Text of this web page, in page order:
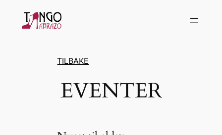
Hopp
TILBAKE
EVENTER